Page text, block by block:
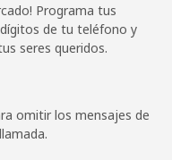
29 min por ⁦$10⁩ -
Programa tus
de tu teléfono y
seres queridos.
omitir los mensajes de